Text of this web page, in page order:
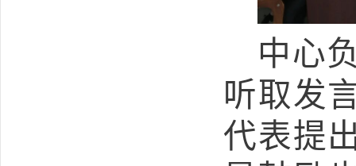
中心
听取发
代表提